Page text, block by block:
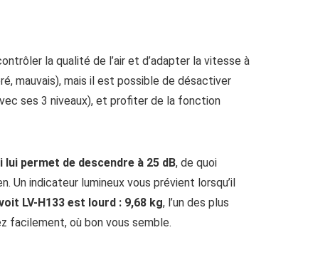
la qualité de l’air et d’adapter la vitesse à
mauvais), mais il est possible de désactiver
ses 3 niveaux), et profiter de la fonction
permet de descendre à 25 dB, de quoi
Un indicateur lumineux vous prévient lorsqu’il
LV-H133 est lourd : 9,68 kg, l’un des plus
facilement, où bon vous semble.